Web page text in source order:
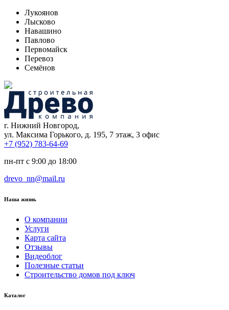
Лукоянов
Лысково
Навашино
Павлово
Первомайск
Перевоз
Семёнов
г. Нижний Новгород,
ул. Максима Горького, д. 195, 7 этаж, 3 офис
+7 (952) 783-64-69
пн-пт с 9:00 до 18:00
drevo_nn@mail.ru
Наша жизнь
О компании
Услуги
Карта сайта
Отзывы
Видеоблог
Полезные статьи
Строительство домов под ключ
Каталог